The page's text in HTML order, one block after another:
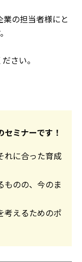
の担当者様にと
さい。
ミナーです！
れに合った育成
ものの、今のま
考えるためのポ